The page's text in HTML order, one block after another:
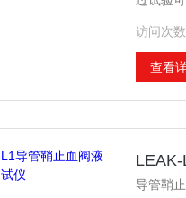
访问次数
查看
导管鞘